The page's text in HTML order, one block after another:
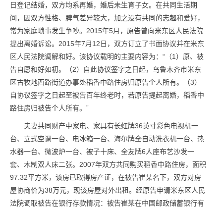
日登记结婚，双方均系再婚，婚后未生育子女。在共同生活期
间，因双方性格、脾气差异较大，加之没有共同的志趣和爱好，
常为家庭琐事发生争吵。2015年5月，原告曾向米东区人民法院
提出离婚诉讼。2015年7月12日，双方订立了书面协议并在米东
区人民法院调解和好。该协议载明的主要内容为：“（1）原、被
告自愿和好如初。（2）自此协议签字之日起，乌鲁木齐市米东
区古牧地西路街道办事处稻香中路住房归原告个人所有。（3）
自协议签字之日起至被告百年终老时，若原告提起离婚，稻香中
路住房归被告个人所有。”
夫妻共同财产中家电、家具有长虹牌36英寸彩色电视机一
台、立式空调一台、电冰箱一台、海尔牌全自动洗衣机一台、热
水器一台、微波炉一台、被子十床、全友牌6人座布艺沙发一
套、木制双人床二张。2007年双方共同购买稻香中路住房，面积
97.32平方米，该房已取得房产证，在被告崔某名下，双方对房
屋协商价为38万元，现该房屋对外出租。经原告申请米东区人民
法院调取被告在银行存款情况：被告崔某在中国邮政储蓄银行有